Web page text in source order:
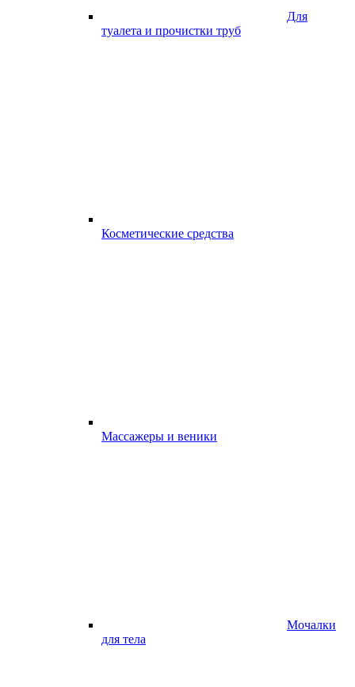
Для
туалета и прочистки труб
Косметические средства
Массажеры и веники
Мочалки
для тела